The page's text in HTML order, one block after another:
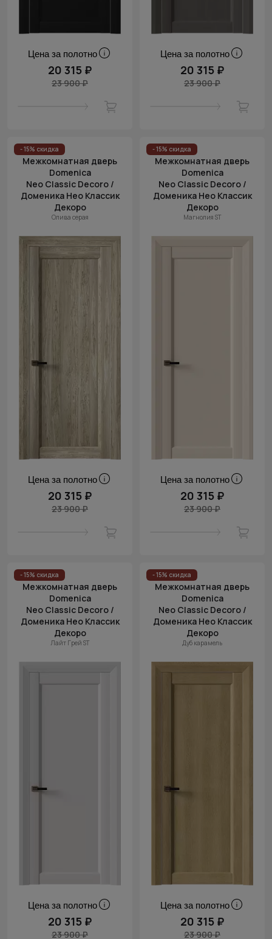
Цена за полотно
20 315 ₽
23 900 ₽
Цена за полотно
20 315 ₽
23 900 ₽
- 15% скидка
Межкомнатная дверь
Domenica
Neo Classic Decoro /
Доменика Нео Классик
Декоро
Олива серая
Цена за полотно
20 315 ₽
23 900 ₽
- 15% скидка
Межкомнатная дверь
Domenica
Neo Classic Decoro /
Доменика Нео Классик
Декоро
Магнолия ST
Цена за полотно
20 315 ₽
23 900 ₽
- 15% скидка
Межкомнатная дверь
Domenica
Neo Classic Decoro /
Доменика Нео Классик
Декоро
Лайт Грей ST
Цена за полотно
20 315 ₽
23 900 ₽
- 15% скидка
Межкомнатная дверь
Domenica
Neo Classic Decoro /
Доменика Нео Классик
Декоро
Дуб карамель
Цена за полотно
20 315 ₽
23 900 ₽